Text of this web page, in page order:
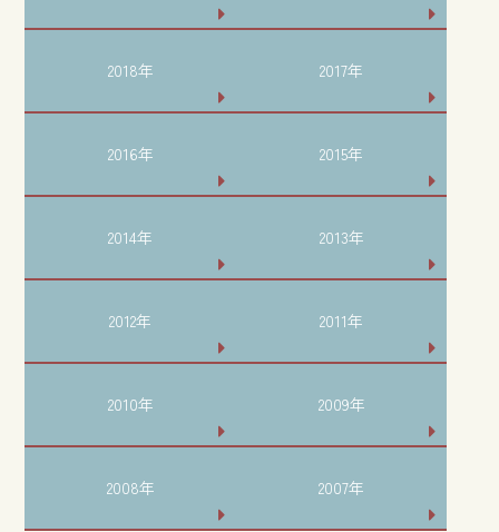
2018年 2017年
2016年 2015年
2014年 2013年
2012年 2011年
2010年 2009年
2008年 2007年